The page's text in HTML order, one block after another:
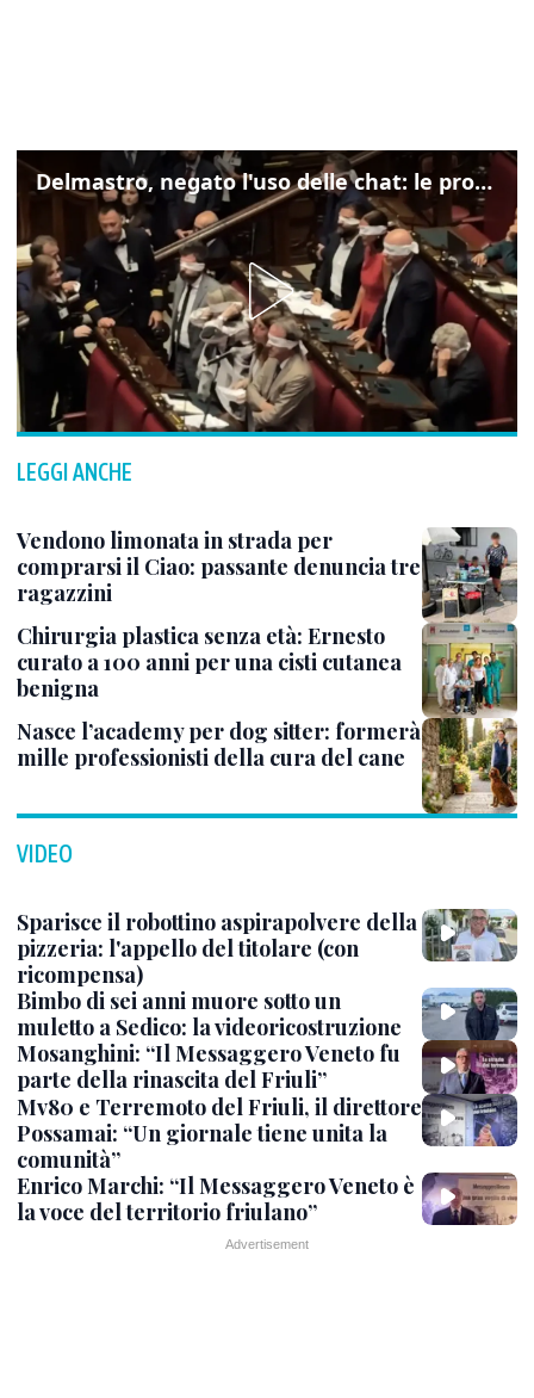
Delmastro, negato l'uso delle chat: le proteste di Avs e M5s
LEGGI ANCHE
Vendono limonata in strada per
comprarsi il Ciao: passante denuncia tre
ragazzini
Chirurgia plastica senza età: Ernesto
curato a 100 anni per una cisti cutanea
benigna
Nasce l’academy per dog sitter: formerà
mille professionisti della cura del cane
VIDEO
Sparisce il robottino aspirapolvere della
pizzeria: l'appello del titolare (con
ricompensa)
Bimbo di sei anni muore sotto un
muletto a Sedico: la videoricostruzione
Mosanghini: “Il Messaggero Veneto fu
parte della rinascita del Friuli”
Mv80 e Terremoto del Friuli, il direttore
Possamai: “Un giornale tiene unita la
comunità”
Enrico Marchi: “Il Messaggero Veneto è
la voce del territorio friulano”